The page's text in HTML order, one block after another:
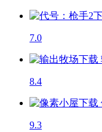
7.0
8.4
9.3